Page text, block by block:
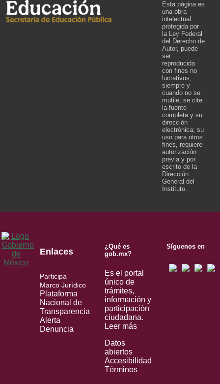
Esta página es
una obra
intelectual
protegida por
la Ley Federal
del Derecho de
Autor, puede
ser
reproducida
con fines no
lucrativos,
siempre y
cuando no se
mutile, se cite
la fuente
completa y su
dirección
electrónica; su
uso para otros
fines, requiere
autorización
previa y por
escrito de la
Dirección
General del
Instituto.
Enlaces
Participa
Marco Jurídico
Plataforma
Nacional de
Transparencia
Alerta
Denuncia
¿Qué es
gob.mx?
Es el portal
único de
trámites,
información y
participación
ciudadana.
Leer más
Datos
abiertos
Accesibilidad
Términos
Síguenos en